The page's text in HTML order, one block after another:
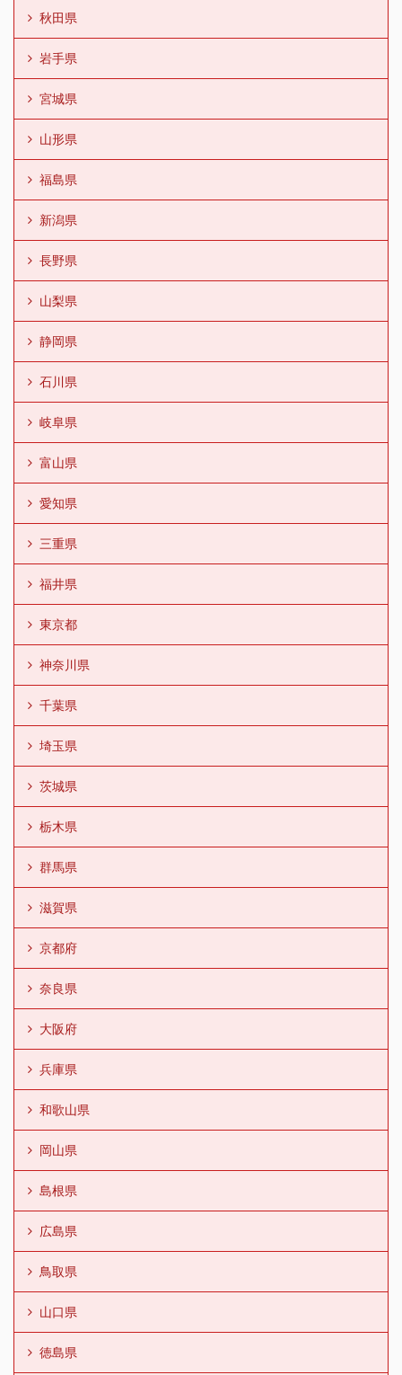
秋田県
岩手県
宮城県
山形県
福島県
新潟県
長野県
山梨県
静岡県
石川県
岐阜県
富山県
愛知県
三重県
福井県
東京都
神奈川県
千葉県
埼玉県
茨城県
栃木県
群馬県
滋賀県
京都府
奈良県
大阪府
兵庫県
和歌山県
岡山県
島根県
広島県
鳥取県
山口県
徳島県